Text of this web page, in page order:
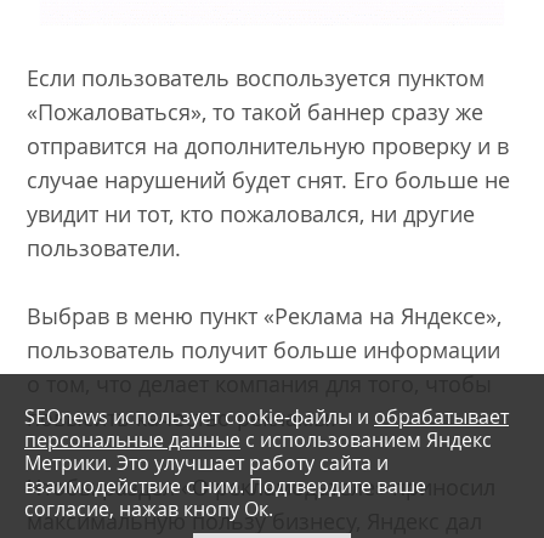
Если пользователь воспользуется пунктом
«Пожаловаться», то такой баннер сразу же
отправится на дополнительную проверку и в
случае нарушений будет снят. Его больше не
увидит ни тот, кто пожаловался, ни другие
пользователи.
Выбрав в меню пункт «Реклама на Яндексе»,
пользователь получит больше информации
повысить качество рекламы.
Чтобы раздел «О рекламодателе» приносил
максимальную пользу бизнесу, Яндекс дал
SEOnews использует cookie-файлы и обрабатывает
персональные данные с использованием Яндекс
Метрики. Это улучшает работу сайта и
взаимодействие с ним. Подтвердите ваше
согласие, нажав кнопу Ок.